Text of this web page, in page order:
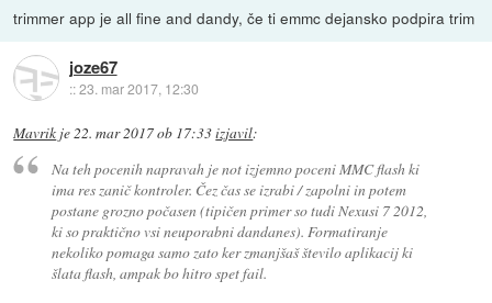
trimmer app je all fine and dandy, če ti emmc dejansko podpira trim
joze67
::23. mar 2017, 12:30
Mavrik je22. mar 2017 ob 17:33izjavil:
Na teh pocenih napravah je not izjemno poceni MMC flash ki
ima res zanič kontroler. Čez čas se izrabi / zapolni in potem
postane grozno počasen (tipičen primer so tudi Nexusi 7 2012,
ki so praktično vsi neuporabni dandanes). Formatiranje
nekoliko pomaga samo zato ker zmanjšaš število aplikacij ki
šlata flash, ampak bo hitro spet fail.